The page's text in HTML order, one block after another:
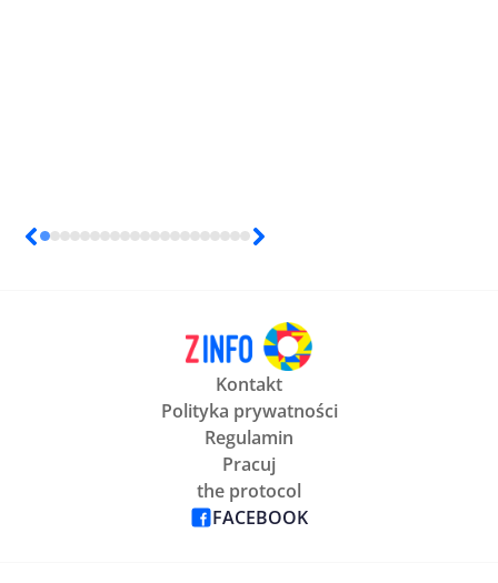
Kontakt
Polityka prywatności
Regulamin
Pracuj
the protocol
FACEBOOK